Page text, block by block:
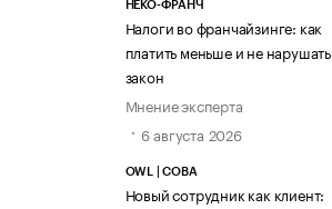
НЕКО-ФРАНЧ
Налоги во франчайзинге: как
платить меньше и не нарушать
закон
Мнение эксперта
6 августа 2026
OWL | СОВА
Новый сотрудник как клиент: